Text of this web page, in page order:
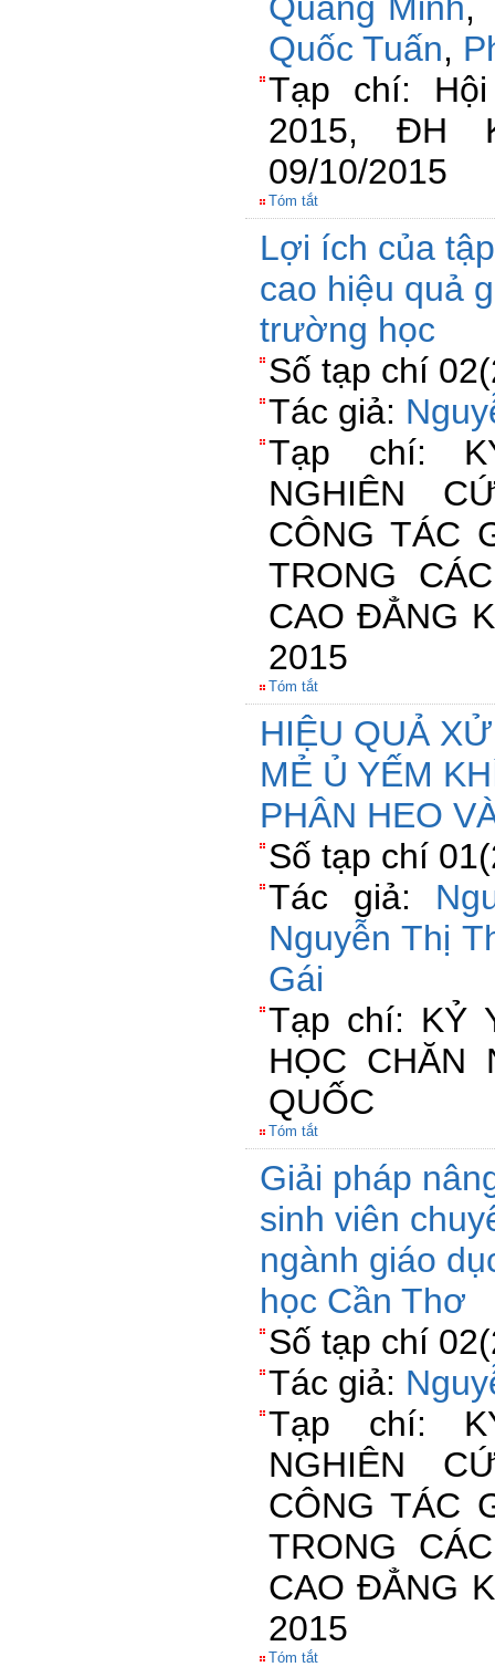
Quốc Tuấn,
Tạp chí:
2015, ĐH
09/10/2015
Tóm tắt
Lợi ích của
cao hiệu quả
trường học
Số tạp chí
Tác giả:
Tạp chí:
NGHIÊN
CÔNG TÁC
TRONG
CAO ĐẲNG
2015
Tóm tắt
HIỆU QUẢ
MẺ Ủ YẾM
PHÂN HEO
Số tạp chí
Tác giả:
Nguyễn Thị
Gái
Tạp chí: KỶ
HỌC CHĂN
QUỐC
Tóm tắt
Giải pháp
sinh viên
ngành giáo
học Cần Thơ
Số tạp chí
Tác giả:
Tạp chí:
NGHIÊN
CÔNG TÁC
TRONG
CAO ĐẲNG
2015
Tóm tắt